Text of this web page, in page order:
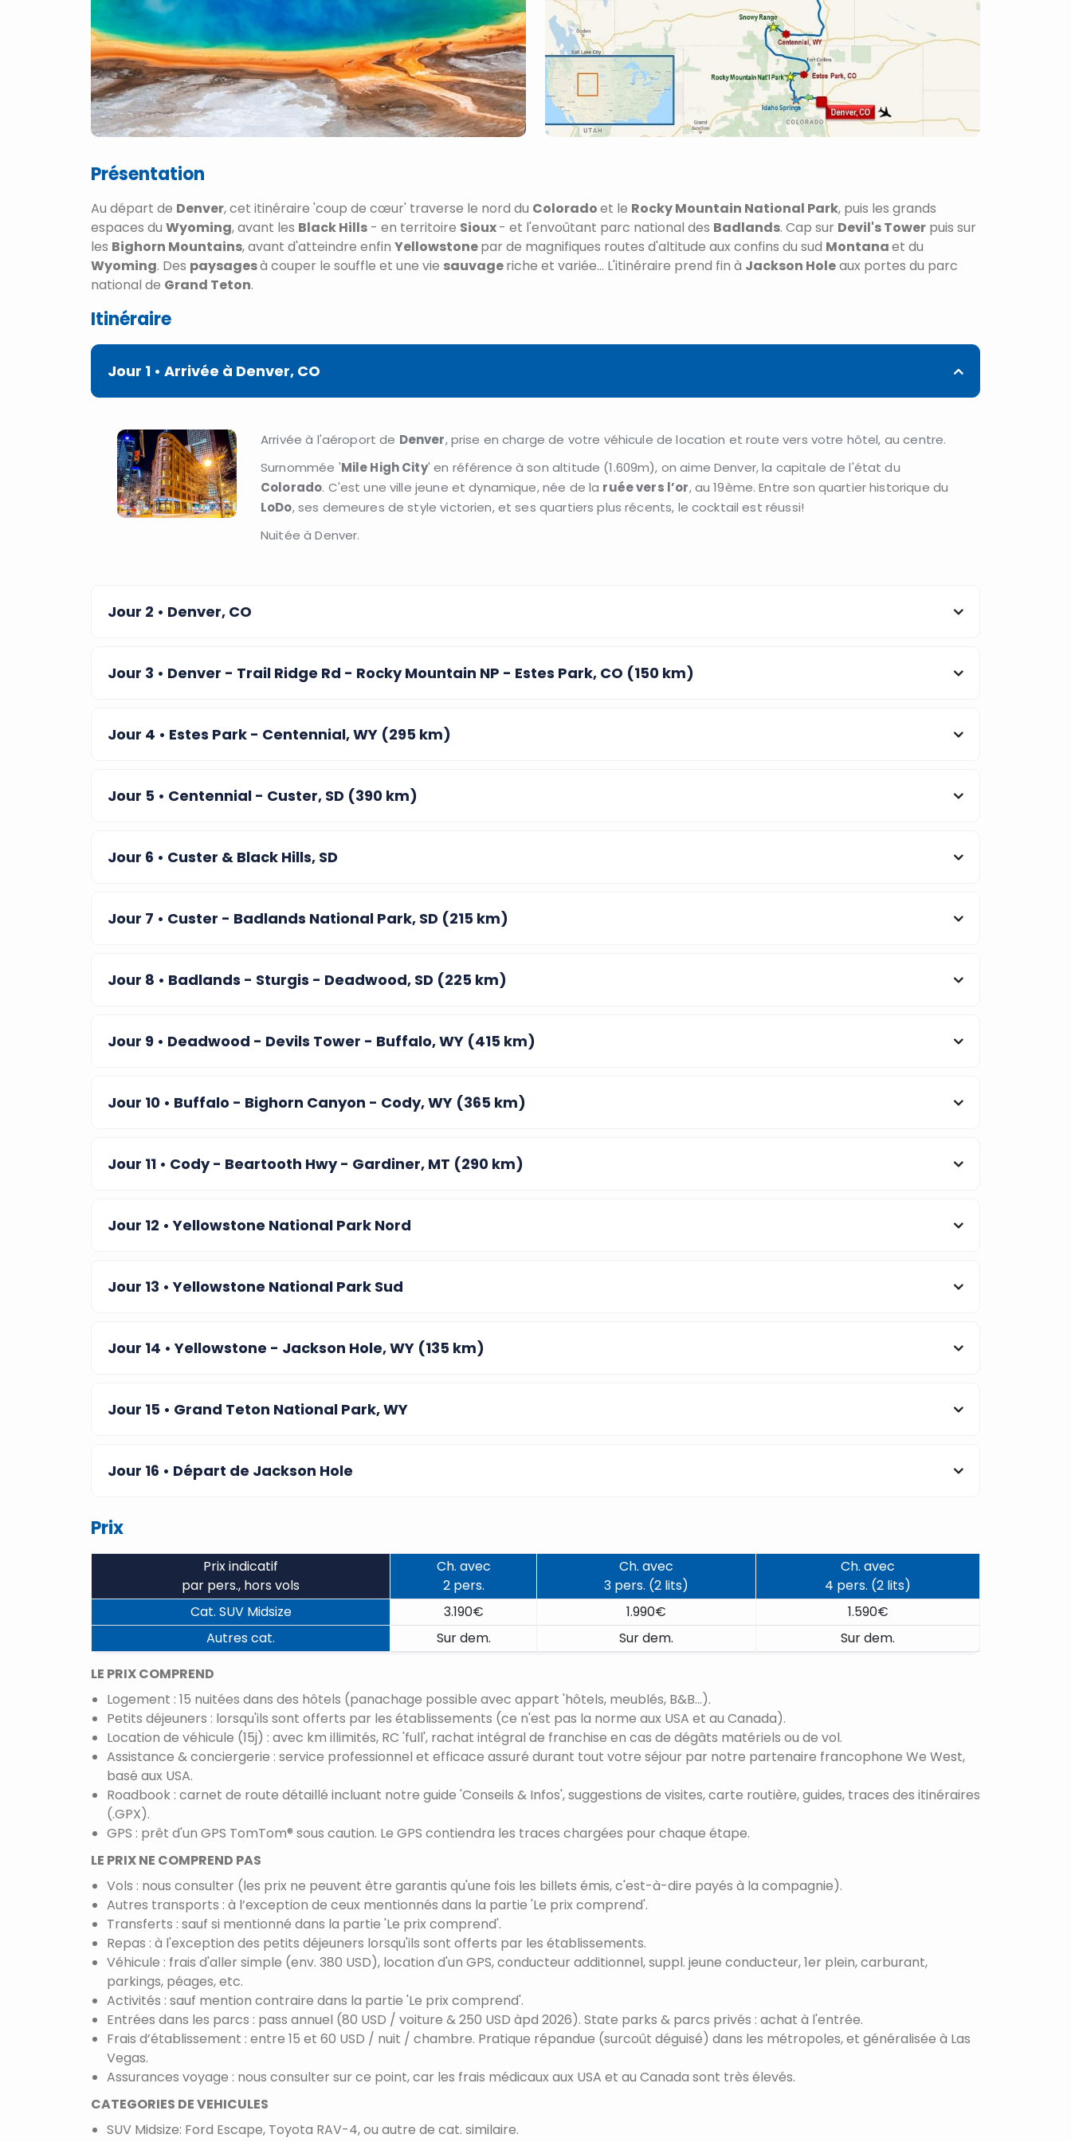
Présentation
Au départ de Denver, cet itinéraire 'coup de cœur' traverse le nord du Coloradoet le Rocky Mountain National Park, puis les grands
espaces du Wyoming, avant les Black Hills - en territoire Sioux- et l'envoûtant parc national des Badlands. Cap sur Devil's Tower puis sur
les Bighorn Mountains, avant d'atteindre enfin Yellowstonepar de magnifiques routes d'altitude aux confins du sud Montanaet du
Wyoming. Des paysagesà couper le souffle et une vie sauvageriche et variée... L'itinéraire prend fin à Jackson Holeaux portes du parc
national de Grand Teton.
Itinéraire
Jour 1 • Arrivée à Denver, CO
Arrivée à l'aéroport de Denver, prise en charge de votre véhicule de location et route vers votre hôtel, au centre.
Surnommée 'Mile High City' en référence à son altitude (1.609m), on aime Denver, la capitale de l'état du
Colorado. C'est une ville jeune et dynamique, née de la ruée vers l’or, au 19ème. Entre son quartier historique du
LoDo, ses demeures de style victorien, et ses quartiers plus récents, le cocktail est réussi!
Nuitée à Denver.
Jour 2 • Denver, CO
Jour 3 • Denver - Trail Ridge Rd - Rocky Mountain NP - Estes Park, CO (150 km)
Jour 4 • Estes Park - Centennial, WY (295 km)
Jour 5 • Centennial - Custer, SD (390 km)
Jour 6 • Custer & Black Hills, SD
Jour 7 • Custer - Badlands National Park, SD (215 km)
Jour 8 • Badlands - Sturgis - Deadwood, SD (225 km)
Jour 9 • Deadwood - Devils Tower - Buffalo, WY (415 km)
Jour 10 • Buffalo - Bighorn Canyon - Cody, WY (365 km)
Jour 11 • Cody - Beartooth Hwy - Gardiner, MT (290 km)
Jour 12 • Yellowstone National Park Nord
Jour 13 • Yellowstone National Park Sud
Jour 14 • Yellowstone - Jackson Hole, WY (135 km)
Jour 15 • Grand Teton National Park, WY
Jour 16 • Départ de Jackson Hole
Prix
Prix indicatif
par pers., hors vols
Ch. avec
2 pers.
Ch. avec
3 pers. (2 lits)
Ch. avec
4 pers. (2 lits)
Cat. SUV Midsize
3.190€ 1.990€
1.590€
Autres cat.
Sur dem. Sur dem.
Sur dem.
LE PRIX COMPREND
Logement : 15 nuitées dans des hôtels (panachage possible avec appart 'hôtels, meublés, B&B...).
Petits déjeuners : lorsqu'ils sont offerts par les établissements (ce n'est pas la norme aux USA et au Canada).
Location de véhicule (15j) : avec km illimités, RC 'full', rachat intégral de franchise en cas de dégâts matériels ou de vol.
Assistance & conciergerie : service professionnel et efficace assuré durant tout votre séjour par notre partenaire francophone We West,
basé aux USA.
Roadbook : carnet de route détaillé incluant notre guide 'Conseils & Infos', suggestions de visites, carte routière, guides, traces des itinéraires
(.GPX).
GPS : prêt d'un GPS TomTom® sous caution. Le GPS contiendra les traces chargées pour chaque étape.
LE PRIX NE COMPREND PAS
Vols : nous consulter (les prix ne peuvent être garantis qu'une fois les billets émis, c'est-à-dire payés à la compagnie).
Autres transports : à l’exception de ceux mentionnés dans la partie 'Le prix comprend'.
Transferts : sauf si mentionné dans la partie 'Le prix comprend'.
Repas : à l'exception des petits déjeuners lorsqu'ils sont offerts par les établissements.
Véhicule : frais d'aller simple (env. 380 USD), location d'un GPS, conducteur additionnel, suppl. jeune conducteur, 1er plein, carburant,
parkings, péages, etc.
Activités : sauf mention contraire dans la partie 'Le prix comprend'.
Entrées dans les parcs : pass annuel (80 USD / voiture & 250 USD àpd 2026). State parks & parcs privés : achat à l'entrée.
Frais d’établissement : entre 15 et 60 USD / nuit / chambre. Pratique répandue (surcoût déguisé) dans les métropoles, et généralisée à Las
Vegas.
Assurances voyage : nous consulter sur ce point, car les frais médicaux aux USA et au Canada sont très élevés.
CATEGORIES DE VEHICULES
SUV Midsize: Ford Escape, Toyota RAV-4, ou autre de cat. similaire.